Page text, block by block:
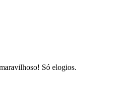
Só elogios.